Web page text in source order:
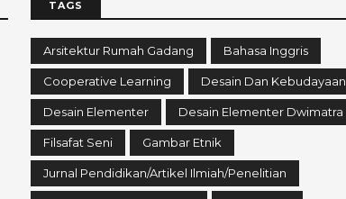
TAGS
Arsitektur Rumah Gadang Bahasa Inggris
Cooperative Learning Desain Dan Kebudayaan
Desain Elementer Desain Elementer Dwimatra
Filsafat Seni Gambar Etnik
Jurnal Pendidikan/Artikel Ilmiah/Penelitian